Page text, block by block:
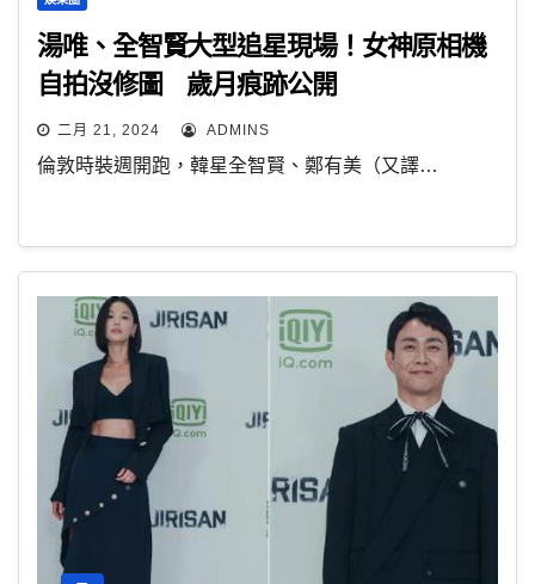
湯唯、全智賢大型追星現場！女神原相機
自拍沒修圖 歲月痕跡公開
二月 21, 2024 ADMINS
倫敦時裝週開跑，韓星全智賢、鄭有美（又譯…